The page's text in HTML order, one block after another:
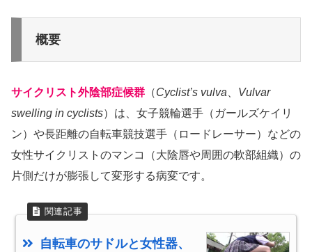
概要
サイクリスト外陰部症候群 （Cyclist’s vulva
Vulvar
swelling in cyclists）は、女子競輪選手（ガールズケイリ
ン）や長距離の自転車競技選手（ロードレーサー）などの
女性サイクリストのマンコ（大陰唇や周囲の軟部組織）の
片側だけが膨張して変形する病変です。
自転車のサドルと女性器、